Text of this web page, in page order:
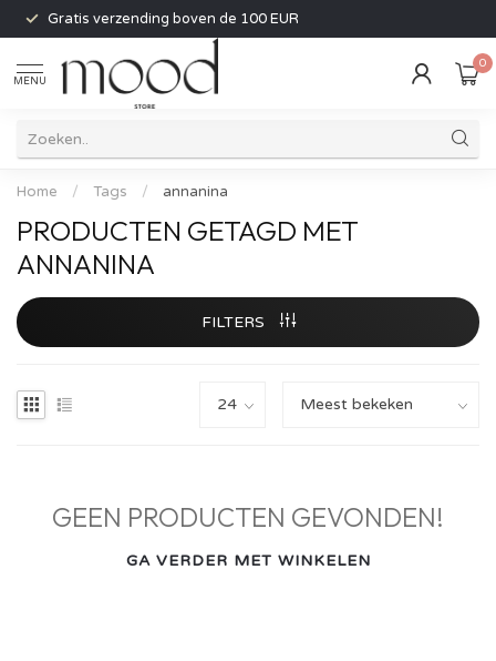
Gratis verzending boven de 100 EUR
MENU
0
Home / Tags / annanina
PRODUCTEN GETAGD MET
ANNANINA
FILTERS
GEEN PRODUCTEN GEVONDEN!
GA VERDER MET WINKELEN